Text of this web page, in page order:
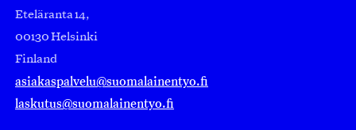
Eteläranta 14,
00130 Helsinki
Finland
asiakaspalvelu@suomalainentyo.fi
laskutus@suomalainentyo.fi